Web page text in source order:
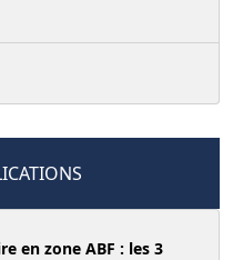
en zone ABF : les 3